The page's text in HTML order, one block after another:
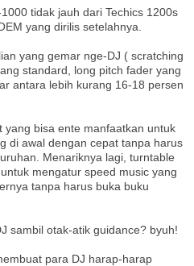
tidak jauh dari Techics 1200s
yang dirilis setelahnya.
yang gemar nge-DJ ( scratching
standard, long pitch fader yang
antara lebih kurang 16-18 persen
yang bisa ente manfaatkan untuk
di awal dengan cepat tanpa harus
Menariknya lagi, turntable
mengatur speed music yang
tanpa harus buka buku
sambil otak-atik guidance? byuh!
para DJ harap-harap